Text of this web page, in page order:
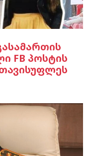
FB პოსტის